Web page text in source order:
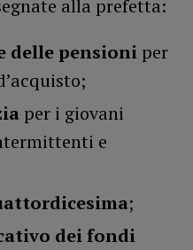
alla prefetta:
delle pensioni per
per i giovani
e
;
dei fondi